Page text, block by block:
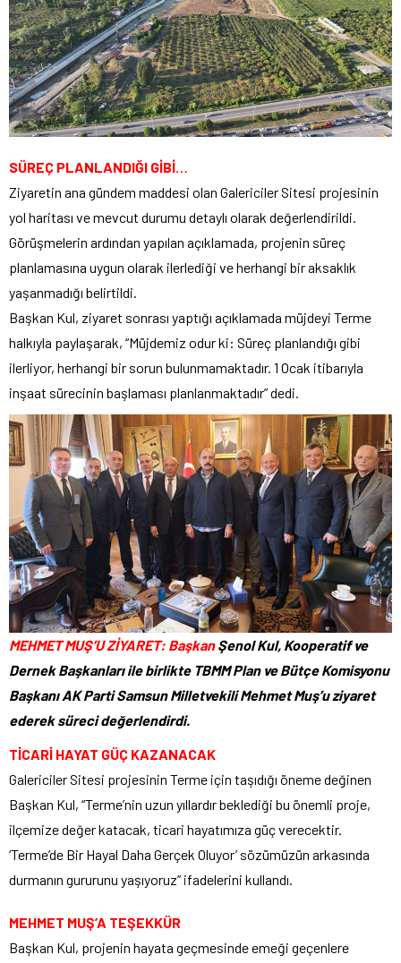
SÜREÇ PLANLANDIĞI GİBİ…
Ziyaretin ana gündem maddesi olan Galericiler Sitesi projesinin
yol haritası ve mevcut durumu detaylı olarak değerlendirildi.
Görüşmelerin ardından yapılan açıklamada, projenin süreç
planlamasına uygun olarak ilerlediği ve herhangi bir aksaklık
yaşanmadığı belirtildi.
Başkan Kul, ziyaret sonrası yaptığı açıklamada müjdeyi Terme
halkıyla paylaşarak, “Müjdemiz odur ki: Süreç planlandığı gibi
ilerliyor, herhangi bir sorun bulunmamaktadır. 1 Ocak itibarıyla
inşaat sürecinin başlaması planlanmaktadır” dedi.
MEHMET MUŞ’U ZİYARET: BaşkanŞenol Kul, Kooperatif ve
Dernek Başkanları ile birlikte TBMM Plan ve Bütçe Komisyonu
Başkanı AK Parti Samsun Milletvekili Mehmet Muş’u ziyaret
ederek süreci değerlendirdi.
TİCARİ HAYAT GÜÇ KAZANACAK
Galericiler Sitesi projesinin Terme için taşıdığı öneme değinen
Başkan Kul, “Terme’nin uzun yıllardır beklediği bu önemli proje,
ilçemize değer katacak, ticari hayatımıza güç verecektir.
‘Terme’de Bir Hayal Daha Gerçek Oluyor’ sözümüzün arkasında
durmanın gururunu yaşıyoruz” ifadelerini kullandı.
MEHMET MUŞ’A TEŞEKKÜR
Başkan Kul, projenin hayata geçmesinde emeği geçenlere